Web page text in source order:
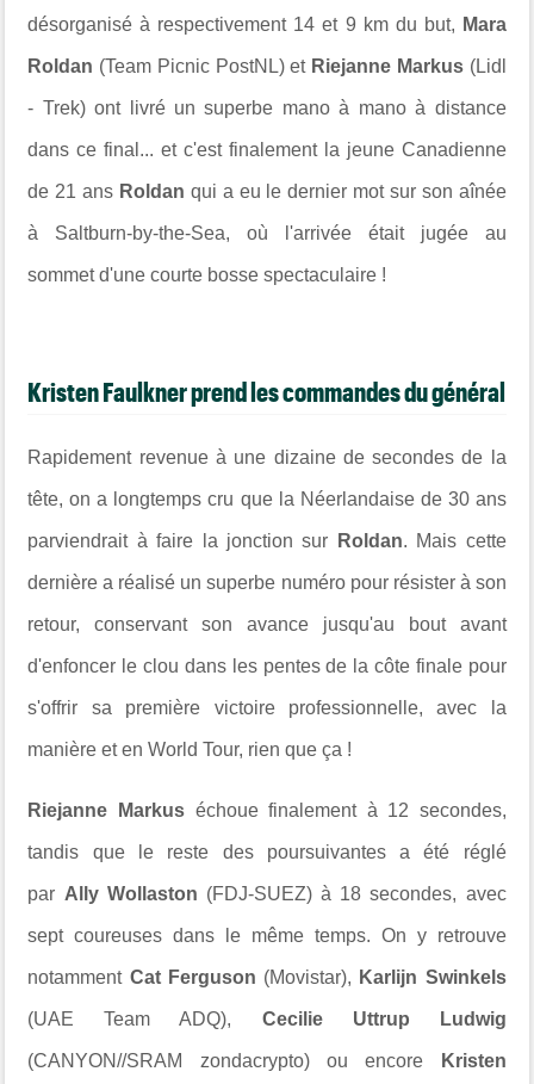
désorganisé à respectivement 14 et 9 km du but, Mara
Roldan (Team Picnic PostNL) et Riejanne Markus(Lidl
- Trek) ont livré un superbe mano à mano à distance
dans ce final... et c'est finalement la jeune Canadienne
de 21 ans Roldan qui a eu le dernier mot sur son aînée
à Saltburn-by-the-Sea, où l'arrivée était jugée au
sommet d'une courte bosse spectaculaire !
Kristen Faulkner prend les commandes du général
Rapidement revenue à une dizaine de secondes de la
tête, on a longtemps cru que la Néerlandaise de 30 ans
parviendrait à faire la jonction sur Roldan. Mais cette
dernière a réalisé un superbe numéro pour résister à son
retour, conservant son avance jusqu'au bout avant
d'enfoncer le clou dans les pentes de la côte finale pour
s'offrir sa première victoire professionnelle, avec la
manière et en World Tour, rien que ça !
Riejanne Markus échoue finalement à 12 secondes,
tandis que le reste des poursuivantes a été réglé
par Ally Wollaston (FDJ-SUEZ) à 18 secondes, avec
sept coureuses dans le même temps. On y retrouve
notamment Cat Ferguson (Movistar), Karlijn Swinkels
(UAE Team ADQ), Cecilie Uttrup Ludwig
(CANYON//SRAM zondacrypto) ou encore Kristen